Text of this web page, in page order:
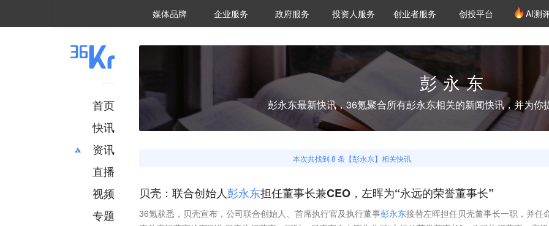
媒体品牌 36Kr研究院
企业服务 城市之窗
政府服务 VClub投资机构库
投资机构职位推介
投资人服务 创投氪堂
创业者服务 创投平台 AI测
首页
快讯
资讯
推荐
财经
项目推荐
直播
视频
专题
彭永东
彭永东最新快讯，36氪聚合所有彭永东相关的新闻快讯，并为你
本次共找到 8 条【彭永东】相关快讯
贝壳：联合创始人彭永东担任董事长兼CEO，左晖为“永远的荣誉董事长”
36氪获悉，贝壳宣布，公司联合创始人、首席执行官及执行董事彭永东接替左晖担任贝壳董事长一职，并任